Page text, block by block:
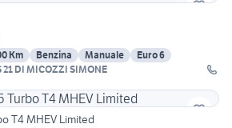
Km Benzina Manuale
Euro 6
21 DI MICOZZI SIMONE
T4 MHEV Limited